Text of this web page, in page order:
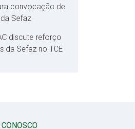
convocação de
Sefaz
discute reforço
da Sefaz no TCE